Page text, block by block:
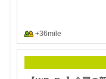
+36mile